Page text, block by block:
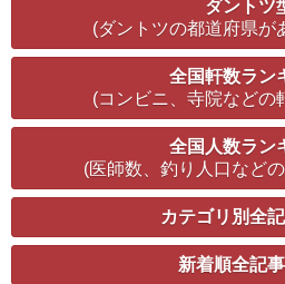
ダントツ
(ダントツの都道府県が
全国軒数ラン
(コンビニ、寺院などの
全国人数ラン
(医師数、釣り人口など
カテゴリ別全
新着順全記